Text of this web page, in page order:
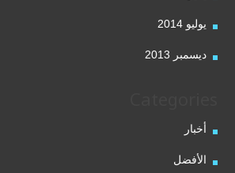
يوليو 2014
ديسمبر 2013
أخبار
الأفضل